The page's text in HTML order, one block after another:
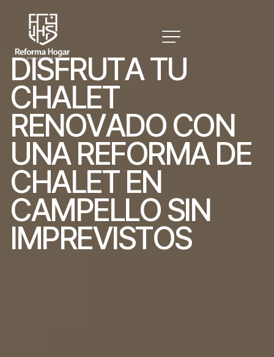
DISFRUTATU
CHALET
RENOVADO CON
UNA REFORMA DE
CHALET EN
CAMPELLO SIN
IMPREVISTOS